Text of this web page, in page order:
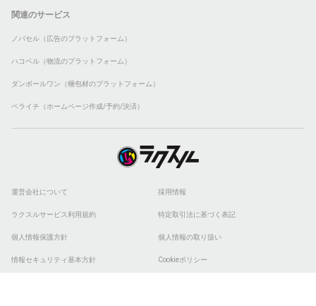
関連のサービス
ノバセル（広告のプラットフォーム）
ハコベル（物流のプラットフォーム）
ダンボールワン（梱包材のプラットフォーム）
ペライチ（ホームページ作成/予約/決済）
運営会社について 採用情報
ラクスルサービス利用規約 特定取引法に基づく表記
個人情報保護方針 個人情報の取り扱い
情報セキュリティ基本方針 Cookieポリシー